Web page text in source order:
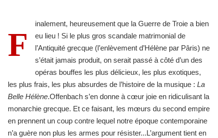
F
inalement, heureusement que la Guerre de Troie a bien
eu lieu ! Si le plus gros scandale matrimonial de
l’Antiquité grecque (l’enlèvement d’Hélène par Pâris) ne
s’était jamais produit, on serait passé à côté d’un des
opéras bouffes les plus délicieux, les plus exotiques,
les plus frais, les plus absurdes de l’histoire de la musique : La
Belle Hélène.Offenbach s’en donne à cœur joie en ridiculisant la
monarchie grecque. Et ce faisant, les mœurs du second empire
en prennent un coup contre lequel notre époque contemporaine
n’a guère non plus les armes pour résister...L’argument tient en